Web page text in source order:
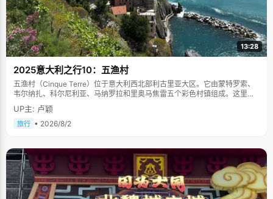
13:28
2025意大利之行10：五渔村
五渔村（Cinque Terre）位于意大利西北部利古里亚大区。它由蒙特罗索、
韦尔纳扎、科尔尼利亚、马纳罗拉和里奥马焦雷五个彩色村镇组成。这里依
山傍海，房屋色彩斑斓，1997年被列为世界文化遗产。
UP主: 卢颖
旅行 • 2026/8/2